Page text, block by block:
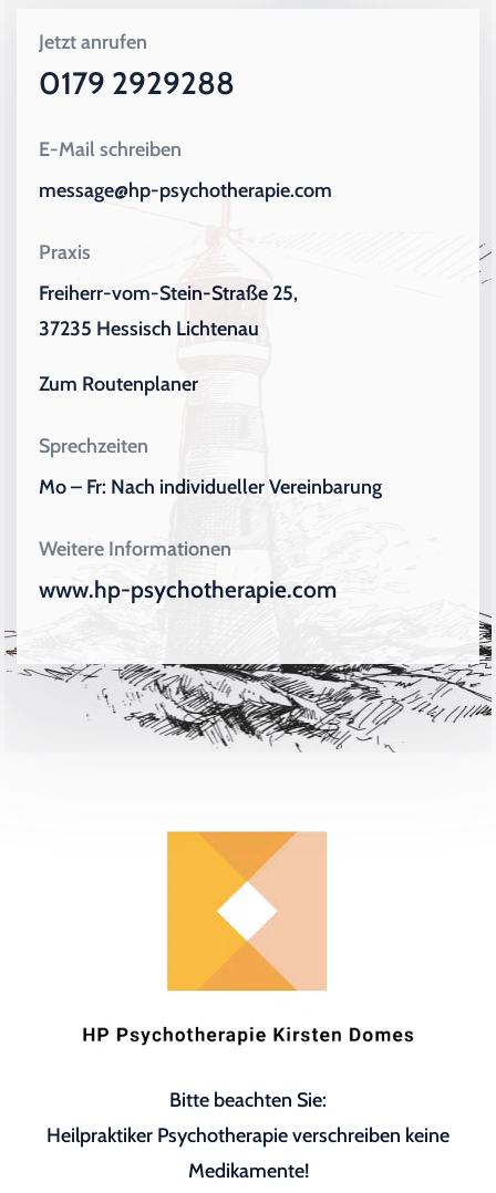
Jetzt anrufen
0179 2929288
E-Mail schreiben
message@hp-psychotherapie.com
Praxis
Freiherr-vom-Stein-Straße 25,
37235 Hessisch Lichtenau
Zum Routenplaner
Sprechzeiten
Mo – Fr: Nach individueller Vereinbarung
Weitere Informationen
www.hp-psychotherapie.com
Bitte beachten Sie:
Heilpraktiker Psychotherapie verschreiben keine
Medikamente!